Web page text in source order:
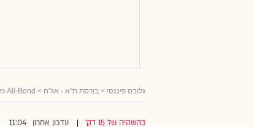
גלובס פיננסי > בורסת ת"א - אג"ח > All-Bond כללי
בהשהיה של 15 דק' עדכון אחרון 11:04